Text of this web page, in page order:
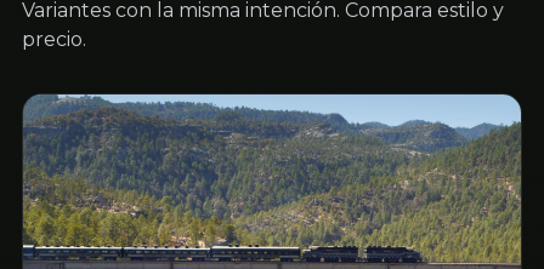
Variantes con la misma intención. Compara estilo y
precio.